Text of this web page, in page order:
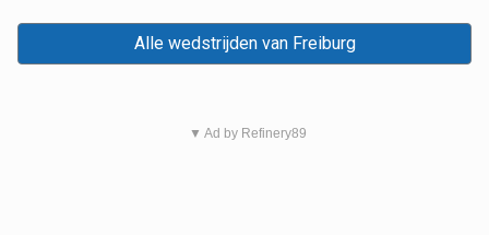
Alle wedstrijden van Freiburg
▼ Ad by Refinery89